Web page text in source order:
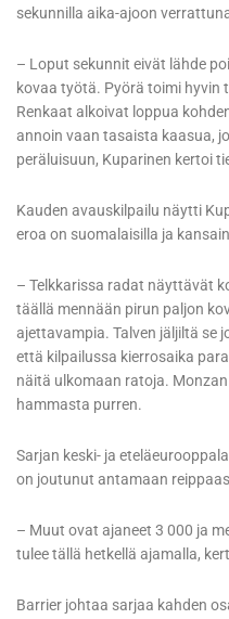
sekunnilla aika-ajoon
– Loput sekunnit eivät lähde
kovaa työtä. Pyörä toimi hyvin
Renkaat alkoivat loppua
annoin vaan tasaista kaasua,
peräluisuun, Kuparinen kertoi
Kauden avauskilpailu näytti
eroa on suomalaisilla ja
– Telkkarissa radat näyttävät
täällä mennään pirun paljon
ajettavampia. Talven jäljiltä se
että kilpailussa kierrosaika
näitä ulkomaan ratoja.
hammasta purren.
Sarjan keski- ja
on joutunut antamaan
– Muut ovat ajaneet 3 000 ja
tulee tällä hetkellä ajamalla,
Barrier johtaa sarjaa kahden